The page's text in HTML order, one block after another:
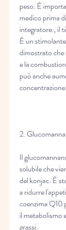
peso. È
medico prima
integratore., il
È un
dimostrato che
e la
può anche
concentrazione.
2.
Il
solubile che
del konjac. È
a ridurre
coenzima Q10
il metabolismo
grassi.